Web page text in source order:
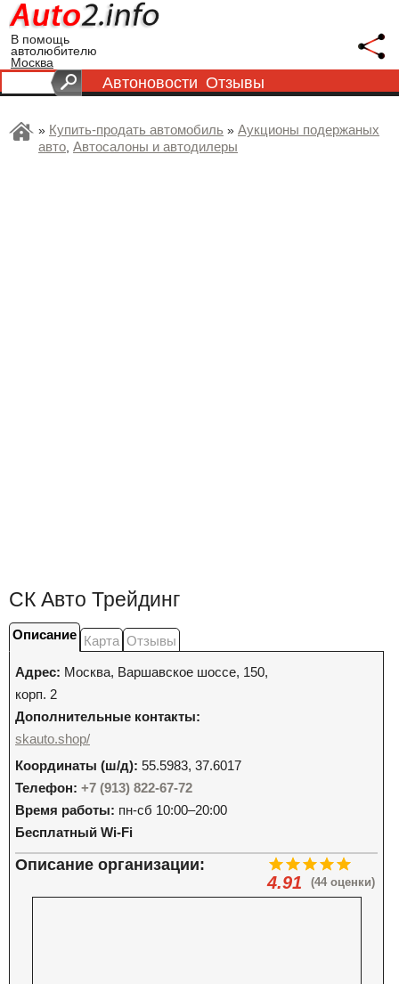
В помощь
автолюбителю
Москва
Автоновости Отзывы
» Купить-продать автомобиль » Аукционы подержаных
авто, Автосалоны и автодилеры
СК Авто Трейдинг
Описание Карта Отзывы
Адрес: Москва, Варшавское шоссе, 150,
корп. 2
Дополнительные контакты:
skauto.shop/
Координаты (ш/д): 55.5983, 37.6017
Телефон: +7 (913) 822-67-72
Время работы: пн-сб 10:00–20:00
Бесплатный Wi-Fi
(44 оценки)
4.91
Описание организации: